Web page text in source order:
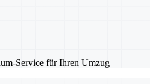
Service für Ihren Umzug